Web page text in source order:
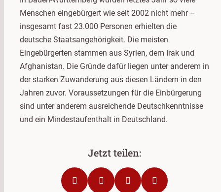
Menschen eingebürgert wie seit 2002 nicht mehr –
insgesamt fast 23.000 Personen erhielten die
deutsche Staatsangehörigkeit. Die meisten
Eingebürgerten stammen aus Syrien, dem Irak und
Afghanistan. Die Gründe dafür liegen unter anderem in
der starken Zuwanderung aus diesen Ländern in den
Jahren zuvor. Voraussetzungen für die Einbürgerung
sind unter anderem ausreichende Deutschkenntnisse
und ein Mindestaufenthalt in Deutschland.